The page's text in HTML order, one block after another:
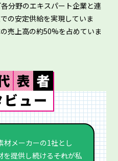
分野のエキスパート企業と連
の安定供給を実現していま
売上高の約50%を占めていま
材メーカーの1社とし
提供し続ける――それが私